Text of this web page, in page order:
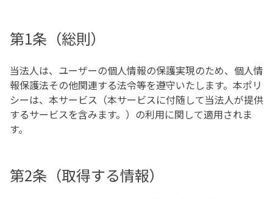
第1条（総則）
当法人は、ユーザーの個人情報の保護実現のため、個人情
報保護法その他関連する法令等を遵守いたします。本ポリ
シーは、本サービス（本サービスに付随して当法人が提供
するサービスを含みます。）の利用に関して適用されま
す。
第2条（取得する情報）